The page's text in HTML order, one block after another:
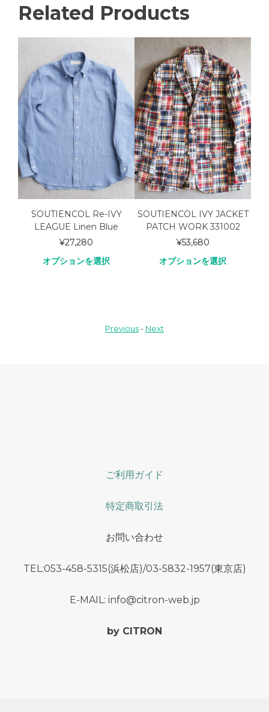
Related Products
SOUTIENCOL Re-IVY
LEAGUE Linen Blue
¥27,280
オプションを選択
SOUTIENCOL IVY JACKET
PATCH WORK 331002
¥53,680
オプションを選択
Previous- Next
ご利用ガイド
特定商取引法
お問い合わせ
TEL:053-458-5315(浜松店)/03-5832-1957(東京店)
E-MAIL: info@citron-web.jp
by CITRON